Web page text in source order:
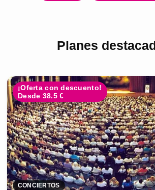
Planes
¡Oferta con descuento!
Desde 38.5 €
CONCIERTOS